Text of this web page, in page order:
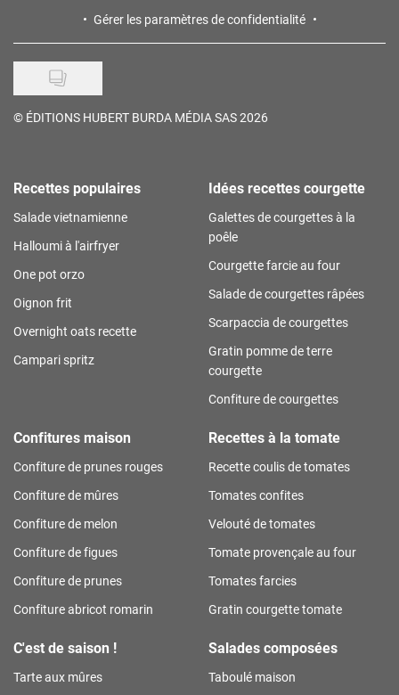
Gérer les paramètres de confidentialité
© ÉDITIONS HUBERT BURDA MÉDIA SAS 2026
Recettes populaires
Salade vietnamienne
Halloumi à l'airfryer
One pot orzo
Oignon frit
Overnight oats recette
Campari spritz
Idées recettes courgette
Galettes de courgettes à la
poêle
Courgette farcie au four
Salade de courgettes râpées
Scarpaccia de courgettes
Gratin pomme de terre
courgette
Confiture de courgettes
Confitures maison
Confiture de prunes rouges
Confiture de mûres
Confiture de melon
Confiture de figues
Confiture de prunes
Confiture abricot romarin
Recettes à la tomate
Recette coulis de tomates
Tomates confites
Velouté de tomates
Tomate provençale au four
Tomates farcies
Gratin courgette tomate
C'est de saison !
Tarte aux mûres
Salades composées
Taboulé maison